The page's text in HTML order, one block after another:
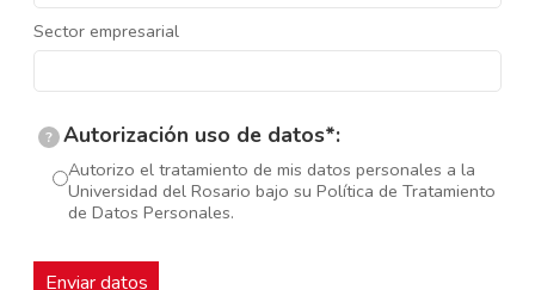
Sector empresarial
? Autorización uso de datos*:
Autorizo el tratamiento de mis datos personales a la
Universidad del Rosario bajo su Política de Tratamiento
de Datos Personales.